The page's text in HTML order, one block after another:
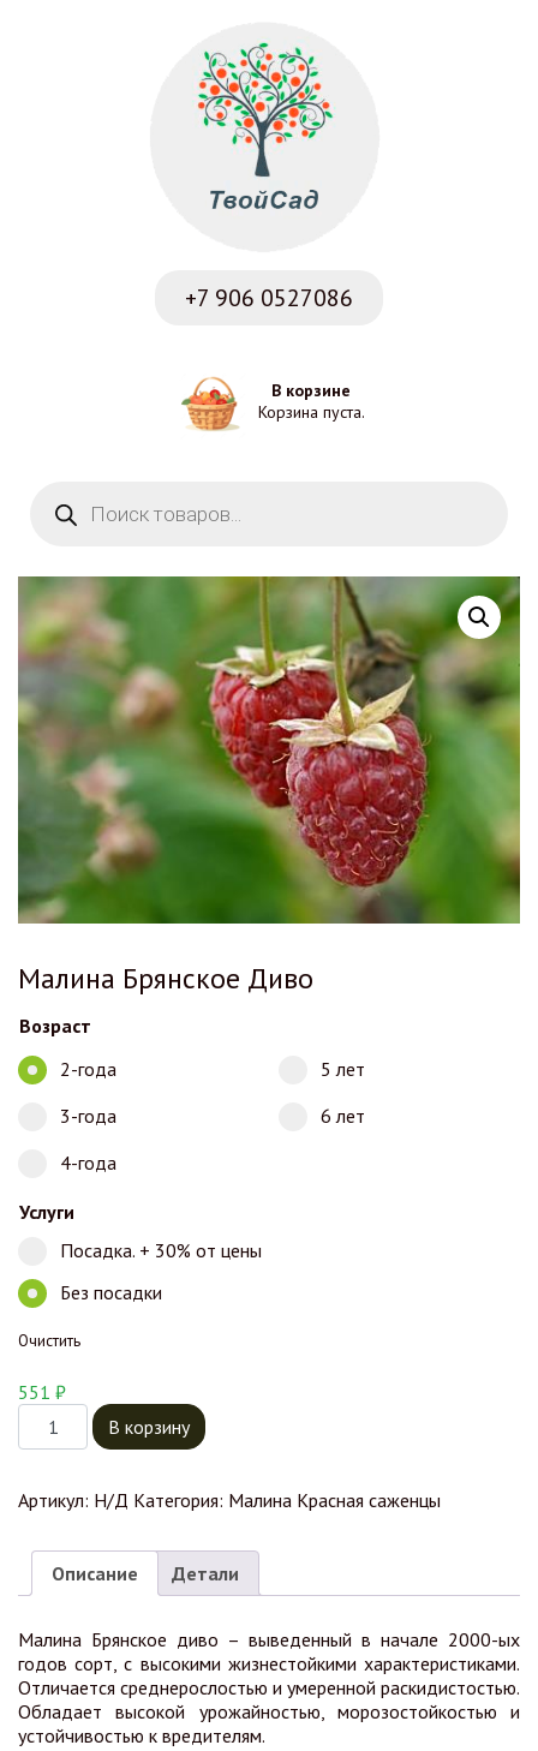
+7 906 0527086
В корзине
Корзина пуста.
Малина Брянское Диво
Возраст
2-года
3-года
4-года
5 лет
6 лет
Услуги
Посадка. + 30% от цены
Без посадки
Очистить
551 ₽
Количество товара Малина Брянское Диво
В корзину
Артикул: Н/Д Категория: Малина Красная саженцы
Описание Детали
Малина Брянское диво – выведенный в начале 2000-ых
годов сорт, с высокими жизнестойкими характеристиками.
Отличается среднерослостью и умеренной раскидистостью.
Обладает высокой урожайностью, морозостойкостью и
устойчивостью к вредителям.